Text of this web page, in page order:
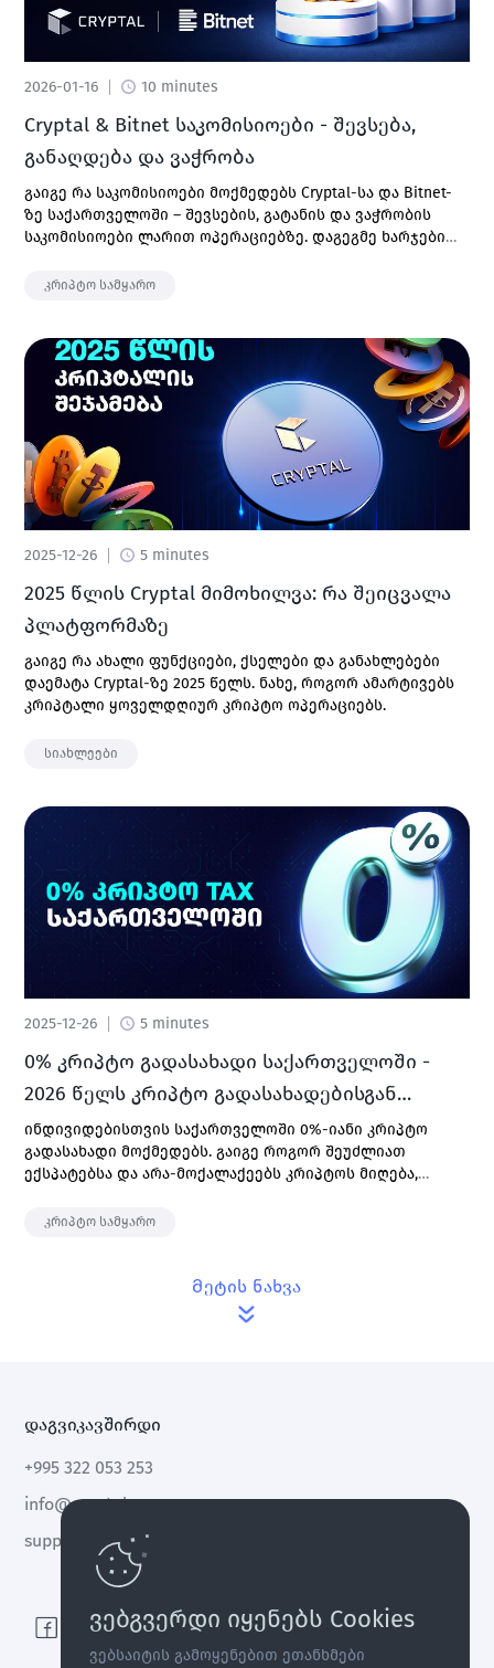
2026-01-16 10 minutes
Cryptal & Bitnet საკომისიოები - შევსება,
განაღდება და ვაჭრობა
გაიგე რა საკომისიოები მოქმედებს Cryptal-სა და Bitnet-
ზე საქართველოში – შევსების, გატანის და ვაჭრობის
საკომისიოები ლარით ოპერაციებზე. დაგეგმე ხარჯები
კრიპტო სამყარო
2025-12-26 5 minutes
2025 წლის Cryptal მიმოხილვა: რა შეიცვალა
პლატფორმაზე
გაიგე რა ახალი ფუნქციები, ქსელები და განახლებები
დაემატა Cryptal-ზე 2025 წელს. ნახე, როგორ ამარტივებს
კრიპტალი ყოველდღიურ კრიპტო ოპერაციებს.
სიახლეები
2025-12-26 5 minutes
0% კრიპტო გადასახადი საქართველოში -
2026 წელს კრიპტო გადასახადებისგან
თავისუფალია
ინდივიდებისთვის საქართველოში 0%-იანი კრიპტო
გადასახადი მოქმედებს. გაიგე როგორ შეუძლიათ
ექსპატებსა და არა-მოქალაქეებს კრიპტოს მიღება,
გადასახადების გადახდის გარეშე გადაცვლა &
კრიპტო სამყარო
Მეტის ნახვა
დაგვიკავშირდი
+995 322 053 253
info@cryptal.com
support@cryptal.com
ვებგვერდი იყენებს Cookies
ვებსაიტის გამოყენებით ეთანხმები